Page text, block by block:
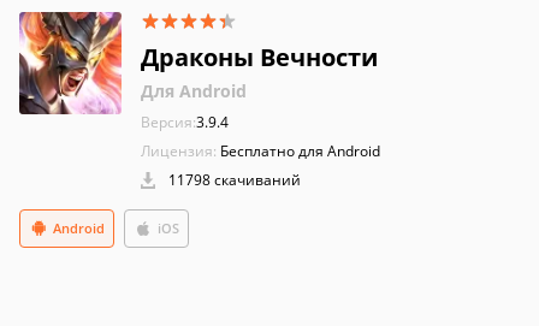
Драконы Вечности
Для Android
Версия:3.9.4
Лицензия: Бесплатно для Android
11798 скачиваний
iOS
Android